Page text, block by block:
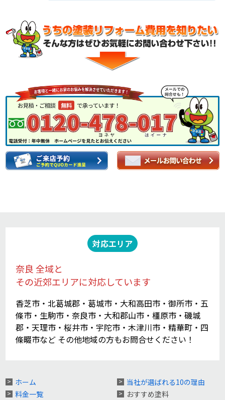
対応エリア
奈良 全域と
その近郊エリアに対応しています
香芝市・北葛城郡・葛城市・大和高田市・御所市・五
條市・生駒市・奈良市・大和郡山市・橿原市・磯城
郡・天理市・桜井市・宇陀市・木津川市・精華町・四
條畷市など その他地域の方もお問合せください！
ホーム
料金一覧
当社が選ばれる10の理由
おすすめ塗料